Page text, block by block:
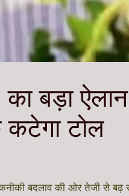
बड़ा
कटेगा टोल
बदलाव की ओर तेजी से बढ़